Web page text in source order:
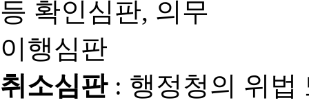
취소심판: 행정청의 위법